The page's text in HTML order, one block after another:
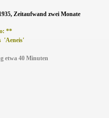
Zeitaufwand zwei Monate
**
'Aeneis'
etwa 40 Minuten